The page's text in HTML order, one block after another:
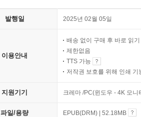
발행일 2025년 02월 05일
이용안내
배송 없이 구매 후 바로 읽기
제한없음
TTS 가능
저작권 보호를 위해 인쇄 기
지원기기 크레마 /PC(윈도우 - 4K 모
파일/용량 EPUB(DRM) | 52.18MB